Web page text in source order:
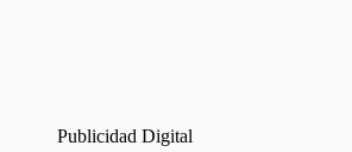
Publicidad Digital